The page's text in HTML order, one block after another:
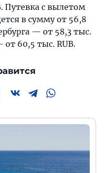
Путевка с вылетом
в сумму от 56,8
— от 58,3 тыс.
60,5 тыс. RUB.